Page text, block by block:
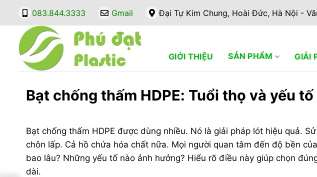
dung
083.844.3333 Gmail Đại Tự Kim Chung, Hoài Đức, Hà Nội -
GIỚI THIỆU SẢN PHẨM GIẢI
Bạt chống thấm HDPE: Tuổi thọ và yếu
Bạt chống thấm HDPE được dùng nhiều. Nó là giải pháp lót hiệu quả.
chôn lấp. Cả hồ chứa hóa chất nữa. Mọi người quan tâm đến độ bền
bao lâu? Những yếu tố nào ảnh hưởng? Hiểu rõ điều này giúp chọn
dài.